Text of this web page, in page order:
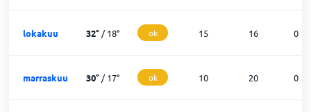
lokakuu 32° /18° ok 15 16 0
marraskuu 30° /17° ok 10 20 0